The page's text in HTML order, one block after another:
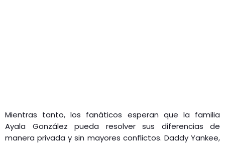
Mientras tanto, los fanáticos esperan que la familia
Ayala González pueda resolver sus diferencias de
manera privada y sin mayores conflictos. Daddy Yankee,